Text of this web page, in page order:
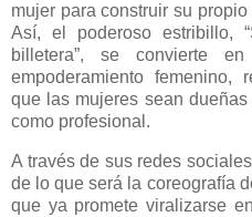
mujer para construir su
Así, el poderoso estribillo,
billetera”, se convierte
empoderamiento femenino,
que las mujeres sean
como profesional.
A través de sus redes
de lo que será la coreografía
que ya promete viralizarse